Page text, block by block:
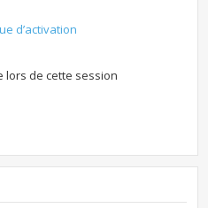
d’activation
lors de cette session